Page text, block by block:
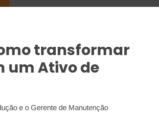
transformar
um Ativo de
e o Gerente de Manutenção